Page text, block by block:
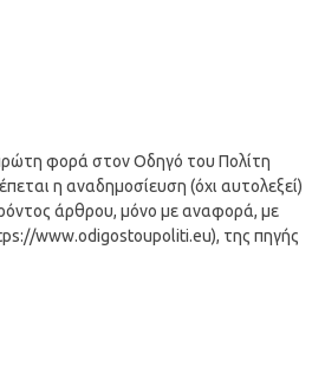
φορά στον Οδηγό του Πολίτη
η αναδημοσίευση (όχι αυτολεξεί)
άρθρου, μόνο με αναφορά, με
www.odigostoupoliti.eu), της πηγής